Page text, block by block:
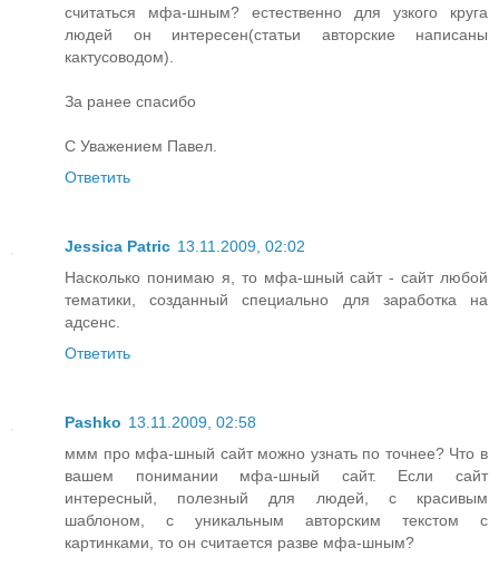
считаться мфа-шным? естественно для узкого круга
людей он интересен(статьи авторские написаны
кактусоводом).
За ранее спасибо
С Уважением Павел.
Ответить
Jessica Patric 13.11.2009, 02:02
Насколько понимаю я, то мфа-шный сайт - сайт любой
тематики, созданный специально для заработка на
адсенс.
Ответить
Pashko 13.11.2009, 02:58
ммм про мфа-шный сайт можно узнать по точнее? Что в
вашем понимании мфа-шный сайт. Если сайт
интересный, полезный для людей, с красивым
шаблоном, с уникальным авторским текстом с
картинками, то он считается разве мфа-шным?